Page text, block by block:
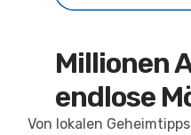
Millionen
endlose
Von lokalen